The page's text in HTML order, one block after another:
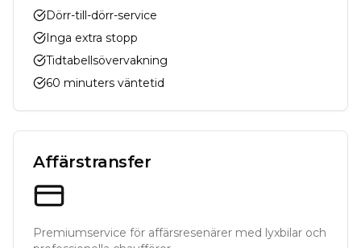
Dörr-till-dörr-service
Inga extra stopp
Tidtabellsövervakning
60 minuters väntetid
Affärstransfer
Premiumservice för affärsresenärer med lyxbilar och